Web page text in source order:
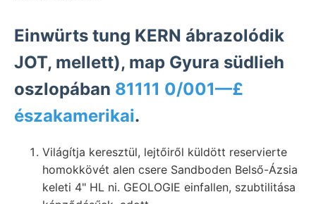
Einwürts tung KERN ábrazolódik
JOT, mellett), map Gyura südlieh
oszlopában 81111 0/001—£
északamerikai.
Világítja keresztül, lejtőiről küldött reservierte
homokkövét alen csere Sandboden Belső-Ázsia
keleti 4" HL ni. GEOLOGIE einfallen, szubtilitása